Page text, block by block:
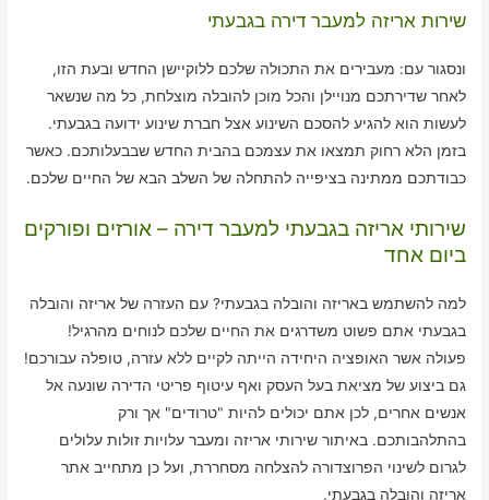
שירות אריזה למעבר דירה בגבעתי
ונסגור עם: מעבירים את התכולה שלכם ללוקיישן החדש ובעת הזו,
לאחר שדירתכם מנויילן והכל מוכן להובלה מוצלחת, כל מה שנשאר
לעשות הוא להגיע להסכם השינוע אצל חברת שינוע ידועה בגבעתי.
בזמן הלא רחוק תמצאו את עצמכם בהבית החדש שבבעלותכם. כאשר
כבודתכם ממתינה בציפייה להתחלה של השלב הבא של החיים שלכם.
שירותי אריזה בגבעתי למעבר דירה – אורזים ופורקים
ביום אחד
למה להשתמש באריזה והובלה בגבעתי? עם העזרה של אריזה והובלה
בגבעתי אתם פשוט משדרגים את החיים שלכם לנוחים מהרגיל!
פעולה אשר האופציה היחידה הייתה לקיים ללא עזרה, טופלה עבורכם!
גם ביצוע של מציאת בעל העסק ואף עיטוף פריטי הדירה שונעה אל
אנשים אחרים, לכן אתם יכולים להיות "טרודים" אך ורק
בהתלהבותכם. באיתור שירותי אריזה ומעבר עלויות זולות עלולים
לגרום לשינוי הפרוצדורה להצלחה מסחררת, ועל כן מתחייב אתר
אריזה והובלה בגבעתי.